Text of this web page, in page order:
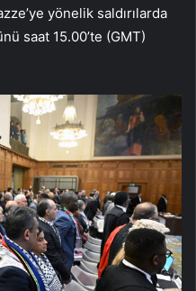
yönelik saldırılarda
saat 15.00’te (GMT)